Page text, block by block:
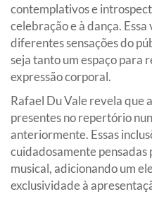
contemplativos e
celebração e à dança.
diferentes sensações do
seja tanto um espaço para
expressão corporal.
Rafael Du Vale revela que
presentes no repertório
anteriormente. Essas
cuidadosamente
musical, adicionando um
exclusividade à